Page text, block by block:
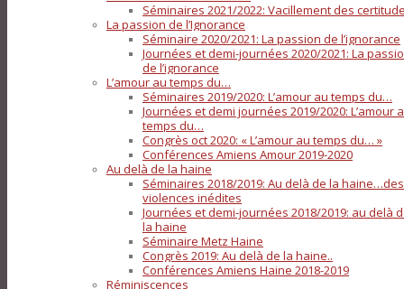
Séminaires 2021/2022: Vacillement des
La passion de l’Ignorance
Séminaire 2020/2021: La passion de l’ignorance
Journées et demi-journées 2020/2021: La
de l’ignorance
L’amour au temps du…
Séminaires 2019/2020: L’amour au temps du…
Journées et demi journées 2019/2020: L’amour
temps du…
Congrès oct 2020: « L’amour au temps du… »
Conférences Amiens Amour 2019-2020
Au delà de la haine
Séminaires 2018/2019: Au delà de la haine…des
violences inédites
Journées et demi-journées 2018/2019: au delà
la haine
Séminaire Metz Haine
Congrès 2019: Au delà de la haine..
Conférences Amiens Haine 2018-2019
Réminiscences